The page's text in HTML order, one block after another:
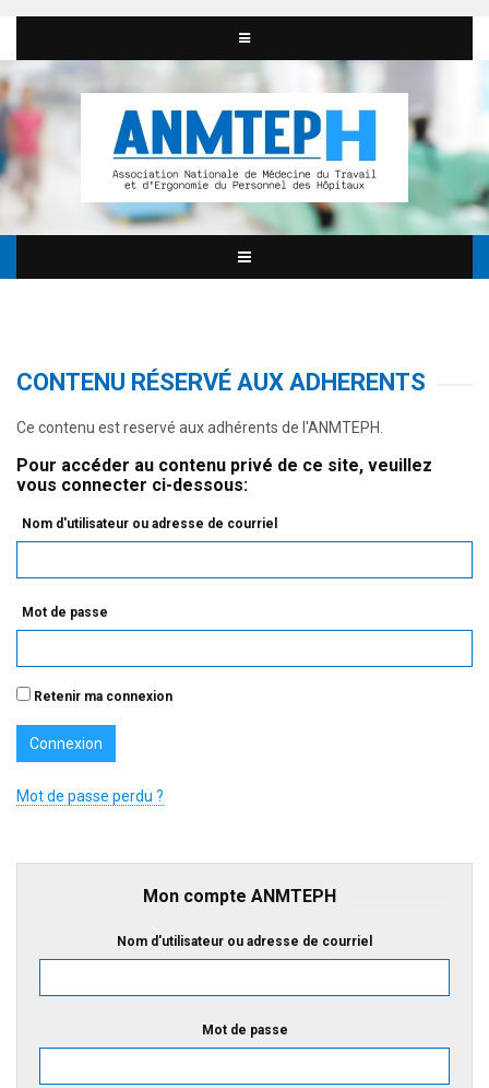
CONTENU RÉSERVÉ AUX ADHERENTS
Ce contenu est reservé aux adhérents de l'ANMTEPH.
Pour accéder au contenu privé de ce site, veuillez
vous connecter ci-dessous:
Nom d'utilisateur ou adresse de courriel
Mot de passe
Retenir ma connexion
Mot de passe perdu ?
Mon compte ANMTEPH
Nom d'utilisateur ou adresse de courriel
Mot de passe